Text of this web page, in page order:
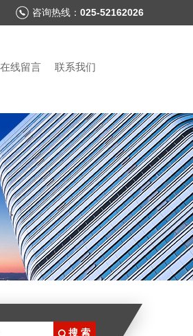
咨询热线： 025-52162026
在线留言 联系我们